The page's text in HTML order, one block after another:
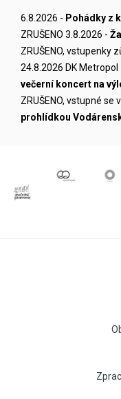
6.8.2026 - Pohádky z
ZRUŠENO 3.8.2026 -
ZRUŠENO, vstupenky
24.8.2026 DK
večerní koncert na
ZRUŠENO, vstupné se
prohlídkou